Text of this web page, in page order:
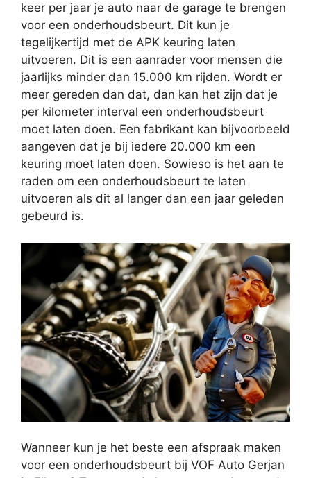
keer per jaar je auto naar de garage te brengen
voor een onderhoudsbeurt. Dit kun je
tegelijkertijd met de APK keuring laten
uitvoeren. Dit is een aanrader voor mensen die
jaarlijks minder dan 15.000 km rijden. Wordt er
meer gereden dan dat, dan kan het zijn dat je
per kilometer interval een onderhoudsbeurt
moet laten doen. Een fabrikant kan bijvoorbeeld
aangeven dat je bij iedere 20.000 km een
keuring moet laten doen. Sowieso is het aan te
raden om een onderhoudsbeurt te laten
uitvoeren als dit al langer dan een jaar geleden
gebeurd is.
Wanneer kun je het beste een afspraak maken
voor een onderhoudsbeurt bij VOF Auto Gerjan